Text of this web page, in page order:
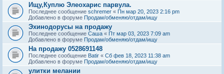
Ищу,Куплю Элеохарис парвула.
Последнее сообщение schremer « Пн мар 20, 2023 2:16 pm
Добавлено в форуме Продам/обменяю/отдам/ищу
Эхинодорусы на продажу
Последнее сообщение Саша « Пт мар 03, 2023 7:09 am
Добавлено в форуме Продам/обменяю/отдам/ищу
На продажу 0528691148
Последнее сообщение Batir « Сб фев 18, 2023 11:38 am
Добавлено в форуме Продам/обменяю/отдам/ищу
улитки мелании